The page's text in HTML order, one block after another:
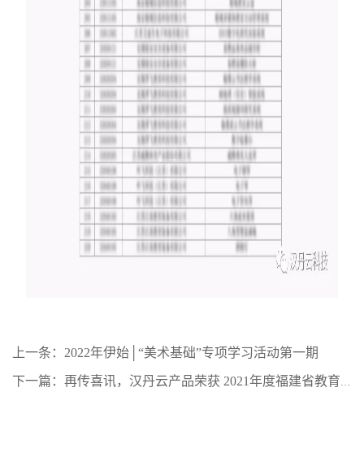
上一条：2022年伊始│“美术基础”专项学习活动第一期